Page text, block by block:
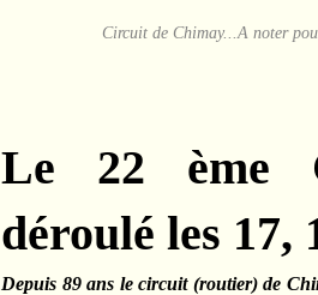
Circuit de Chimay...A noter
Le 22 ème
déroulé les 17,
Depuis 89 ans le circuit (routier) de